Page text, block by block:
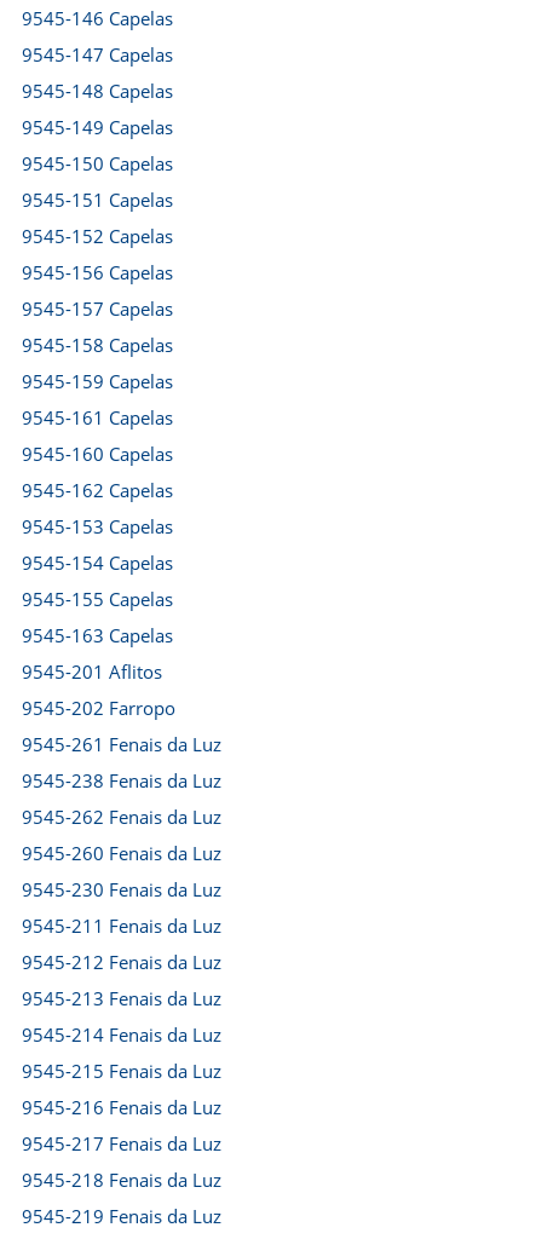
9545-146 Capelas
9545-147 Capelas
9545-148 Capelas
9545-149 Capelas
9545-150 Capelas
9545-151 Capelas
9545-152 Capelas
9545-156 Capelas
9545-157 Capelas
9545-158 Capelas
9545-159 Capelas
9545-161 Capelas
9545-160 Capelas
9545-162 Capelas
9545-153 Capelas
9545-154 Capelas
9545-155 Capelas
9545-163 Capelas
9545-201 Aflitos
9545-202 Farropo
9545-261 Fenais da Luz
9545-238 Fenais da Luz
9545-262 Fenais da Luz
9545-260 Fenais da Luz
9545-230 Fenais da Luz
9545-211 Fenais da Luz
9545-212 Fenais da Luz
9545-213 Fenais da Luz
9545-214 Fenais da Luz
9545-215 Fenais da Luz
9545-216 Fenais da Luz
9545-217 Fenais da Luz
9545-218 Fenais da Luz
9545-219 Fenais da Luz